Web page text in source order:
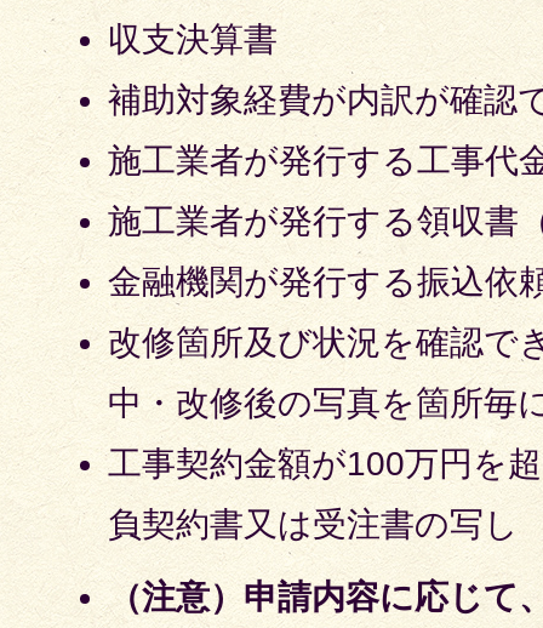
収支決算書
補助対象経費が内訳が確認
施工業者が発行する工事代
施工業者が発行する領収書
金融機関が発行する振込依
改修箇所及び状況を確認で
中・改修後の写真を箇所毎
工事契約金額が100万円を
負契約書又は受注書の写し
（注意） 申請内容に応じて